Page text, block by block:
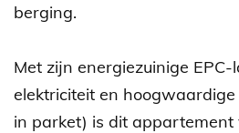
berging.
Met zijn energiezuinige
elektriciteit en
in parket) is dit